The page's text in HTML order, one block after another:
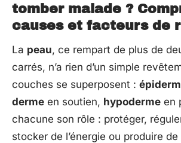
tomber malade ?
causes et facteurs de
La peau, ce rempart de plus de
carrés, n’a rien d’un simple
couches se superposent :
derme en soutien, hypoderme en
chacune son rôle : protéger,
stocker de l’énergie ou produire